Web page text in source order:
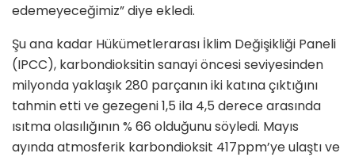
edemeyeceğimiz” diye ekledi.
Şu ana kadar Hükümetlerarası İklim Değişikliği Paneli
(IPCC), karbondioksitin sanayi öncesi seviyesinden
milyonda yaklaşık 280 parçanın iki katına çıktığını
tahmin etti ve gezegeni 1,5 ila 4,5 derece arasında
ısıtma olasılığının % 66 olduğunu söyledi. Mayıs
ayında atmosferik karbondioksit 417ppm’ye ulaştı ve